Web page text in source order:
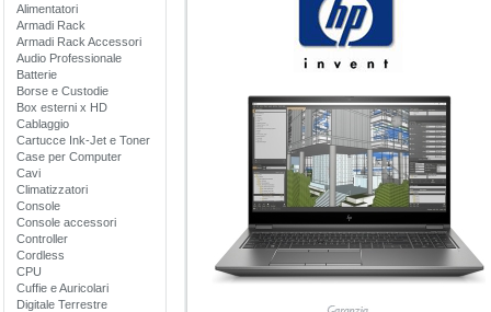
Alimentatori
Armadi Rack
Armadi Rack Accessori
Audio Professionale
Batterie
Borse e Custodie
Box esterni x HD
Cablaggio
Cartucce Ink-Jet e Toner
Case per Computer
Cavi
Climatizzatori
Console
Console accessori
Controller
Cordless
CPU
Cuffie e Auricolari
Digitale Terrestre